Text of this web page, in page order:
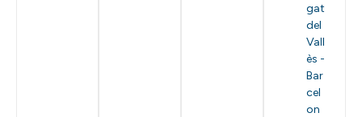
gat
del
Vall
ès -
Bar
cel
on